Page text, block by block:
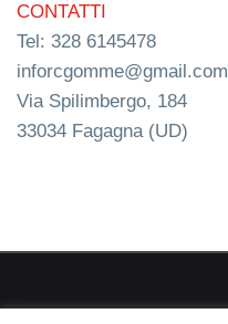
CONTATTI
Tel: 328 6145478
inforcgomme@gmail.com
Via Spilimbergo, 184
33034 Fagagna (UD)